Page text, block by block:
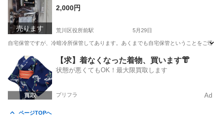
売ります
2,000円
荒川区役所前駅 5月29日
自宅保管ですが、冷暗冷所保管してあります。あくまでも自宅保管ということをご理
東京 荒川区 荒川区役所前駅 食品
【求】着なくなった着物、買います👘
状態が悪くてもOK！最大限買取します
プリフラ Ad
ページTOPへ